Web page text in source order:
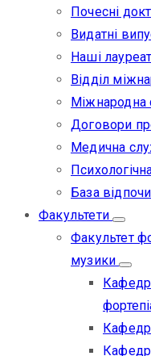
Почесні
Видатні
Наші
Відділ
Міжнародна
Договори
Медична
База
Факультети
Факультет
музики